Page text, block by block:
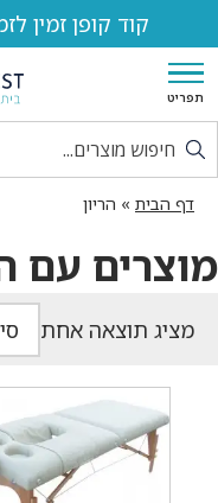
קוד קופן זמין לזמן מוגבל,
תפריט
דף הבית » הריון
מוצרים עם
מציג תוצאה אחת